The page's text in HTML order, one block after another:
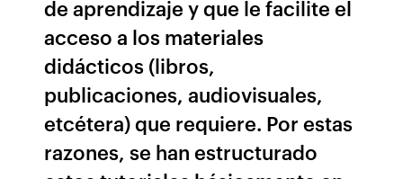
de aprendizaje y que le facilite el
acceso a los materiales
didácticos (libros,
publicaciones, audiovisuales,
etcétera) que requiere. Por estas
razones, se han estructurado